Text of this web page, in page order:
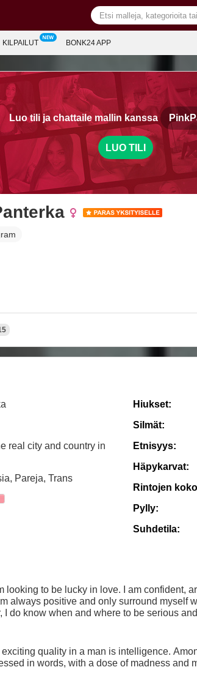
KILPAILUT BONK24 APP
Luo tili ja chattaile mallin kanssa
LUO TILI
real city and country in
Pareja, Trans
Hiukset:
Silmät:
Etnisyys:
Häpykarvat:
Rintojen
Pylly:
Suhdetila:
looking to be lucky in love. I am confident,
always positive and only surround myself
as possible. However, I do know when and where to be
quality in a man is intelligence.
in words, with a dose of madness and